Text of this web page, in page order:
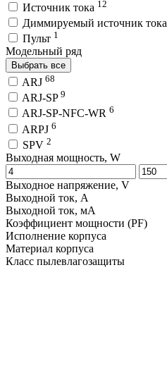
Источник тока 12
Диммируемый источник тока
Пульт 1
Модельный ряд
Выбрать все
ARJ 68
ARJ-SP 9
ARJ-SP-NFC-WR 6
ARPJ 6
SPV 2
Выходная мощность, W
Выходное напряжение, V
Выходной ток, A
Выходной ток, мA
Коэффициент мощности (PF)
Исполнение корпуса
Материал корпуса
Класс пылевлагозащиты